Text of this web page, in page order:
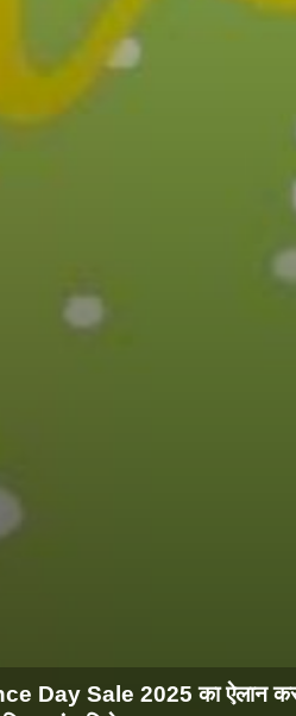
Day Sale 2025 का ऐलान कर